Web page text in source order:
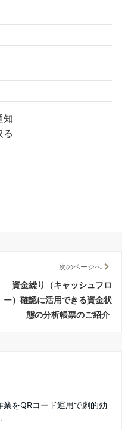
知
る
次のページへ
資金繰り（キャッシュフロ
ー）確認に活用できる資金状
態の分析帳票のご紹介
業をQRコード運用で劇的効